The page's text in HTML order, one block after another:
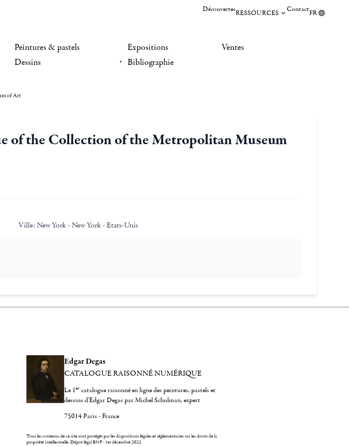
DécouvertesRESSOURCES ContactFR
Peintures & pastels
Dessins
Expositions
Bibliographie
Ventes
of Art
of the Collection of the Metropolitan Museum
Ville: New York - New York - Etats-Unis
Edgar Degas
CATALOGUE RAISONNÉ NUMÉRIQUE
Le 1er catalogue raisonné en ligne des peintures, pastels et
dessins d'Edgar Degas par Michel Schulman, expert
75014 Paris - France
Tous les contenus de ce site sont protégés par les dispositions légales et réglementaires sur les droits de la
propriété intellectuelle.Dépot légal BNF : 1er décembre 2022